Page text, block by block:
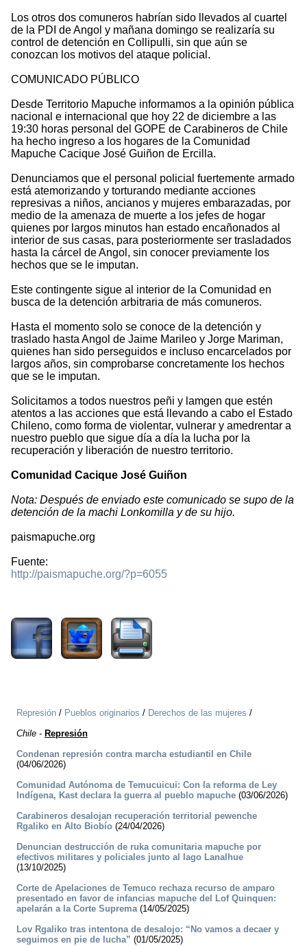
Los otros dos comuneros habrían sido llevados al cuartel
de la PDI de Angol y mañana domingo se realizaría su
control de detención en Collipulli, sin que aún se
conozcan los motivos del ataque policial.
COMUNICADO PÚBLICO
Desde Territorio Mapuche informamos a la opinión pública
nacional e internacional que hoy 22 de diciembre a las
19:30 horas personal del GOPE de Carabineros de Chile
ha hecho ingreso a los hogares de la Comunidad
Mapuche Cacique José Guiñon de Ercilla.
Denunciamos que el personal policial fuertemente armado
está atemorizando y torturando mediante acciones
represivas a niños, ancianos y mujeres embarazadas, por
medio de la amenaza de muerte a los jefes de hogar
quienes por largos minutos han estado encañonados al
interior de sus casas, para posteriormente ser trasladados
hasta la cárcel de Angol, sin conocer previamente los
hechos que se le imputan.
Este contingente sigue al interior de la Comunidad en
busca de la detención arbitraria de más comuneros.
Hasta el momento solo se conoce de la detención y
traslado hasta Angol de Jaime Marileo y Jorge Mariman,
quienes han sido perseguidos e incluso encarcelados por
largos años, sin comprobarse concretamente los hechos
que se le imputan.
Solicitamos a todos nuestros peñi y lamgen que estén
atentos a las acciones que está llevando a cabo el Estado
Chileno, como forma de violentar, vulnerar y amedrentar a
nuestro pueblo que sigue día a día la lucha por la
recuperación y liberación de nuestro territorio.
Comunidad Cacique José Guiñon
Nota: Después de enviado este comunicado se supo de la
detención de la machi Lonkomilla y de su hijo.
paismapuche.org
Fuente:
http://paismapuche.org/?p=6055
Represión / Pueblos originarios / Derechos de las mujeres /
Chile - Represión
Condenan represión contra marcha estudiantil en Chile
(04/06/2026)
Comunidad Autónoma de Temucuicui: Con la reforma de Ley
Indígena, Kast declara la guerra al pueblo mapuche (03/06/2026)
Carabineros desalojan recuperación territorial pewenche
Rgaliko en Alto Biobío (24/04/2026)
Denuncian destrucción de ruka comunitaria mapuche por
efectivos militares y policiales junto al lago Lanalhue
(13/10/2025)
Corte de Apelaciones de Temuco rechaza recurso de amparo
presentado en favor de infancias mapuche del Lof Quinquen:
apelarán a la Corte Suprema(14/05/2025)
Lov Rgaliko tras intentona de desalojo: “No vamos a decaer y
seguimos en pie de lucha” (01/05/2025)